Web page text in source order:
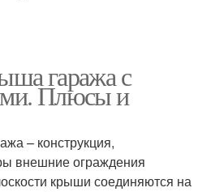
гаража с
Плюсы и
– конструкция,
внешние ограждения
крыши соединяются на